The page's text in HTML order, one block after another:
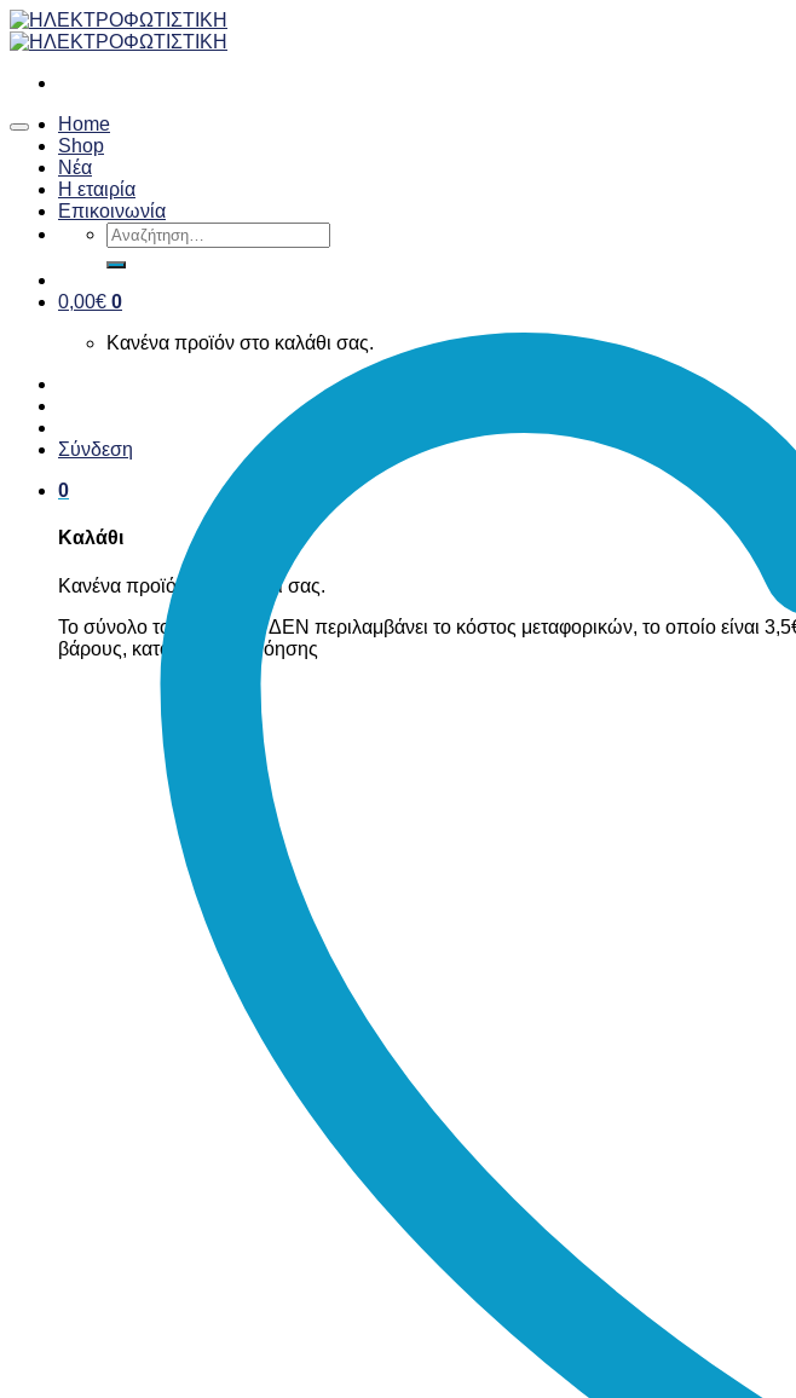
Skip
to
Home
Shop
Νέα
Η εταιρία
Επικοινωνία
Αναζήτηση
για:
0,00€ 0
Κανένα προϊόν στο καλάθι σας.
Σύνδεση
0
Καλάθι
Κανένα προϊόν στο καλάθι σας.
Το σύνολο του καλαθιού ΔΕΝ περιλαμβάνει το κόστος μεταφορικών, το οποίο είναι
βάρους, κατόπιν συνεννόησης